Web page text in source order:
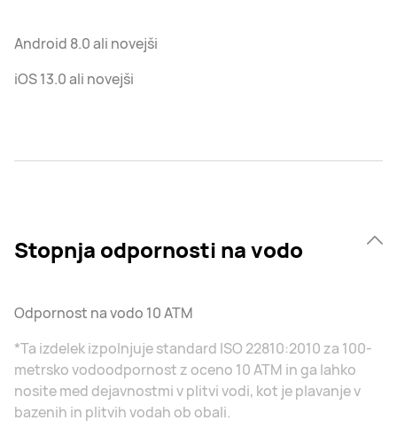
Android 8.0 ali novejši
iOS 13.0 ali novejši
Stopnja odpornosti na vodo
Odpornost na vodo 10 ATM
*Ta izdelek izpolnjuje standard ISO 22810:2010 za 100-
metrsko vodoodpornost z oceno 10 ATM in ga lahko
nosite med dejavnostmi v plitvi vodi, kot je plavanje v
bazenih in plitvih vodah ob obali.